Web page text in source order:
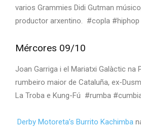
varios Grammies Didi Gutman
productor arxentino. #copla #hiphop
Mércores 09/10
Joan Garriga i el Mariatxi Galàctic na
rumbeiro maior de Cataluña, ex-
La Troba e Kung-Fú #rumba
Derby Motoreta’s Burrito Kachimba